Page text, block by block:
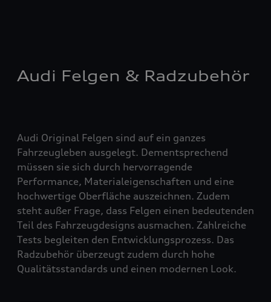
Audi Felgen & Radzubehör
Audi Original Felgen sind auf ein ganzes
Fahrzeugleben ausgelegt. Dementsprechend
müssen sie sich durch hervorragende
Performance, Materialeigenschaften und eine
hochwertige Oberfläche auszeichnen. Zudem
steht außer Frage, dass Felgen einen bedeutenden
Teil des Fahrzeugdesigns ausmachen. Zahlreiche
Tests begleiten den Entwicklungsprozess. Das
Radzubehör überzeugt zudem durch hohe
Qualitätsstandards und einen modernen Look.